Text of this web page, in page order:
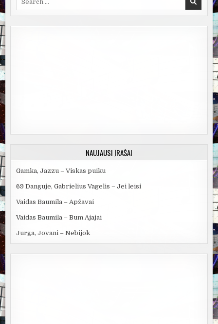
NAUJAUSI ĮRAŠAI
Gamka, Jazzu – Viskas puiku
69 Danguje, Gabrielius Vagelis – Jei leisi
Vaidas Baumila – Apžavai
Vaidas Baumila – Bum Ajajai
Jurga, Jovani – Nebijok